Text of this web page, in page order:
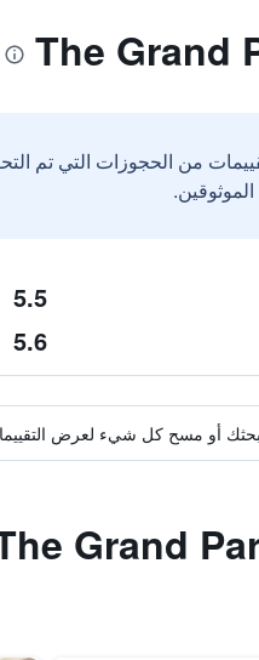
من الحجوزات التي تم
5.5
5.6
بحثك أو مسح كل شيء لعرض